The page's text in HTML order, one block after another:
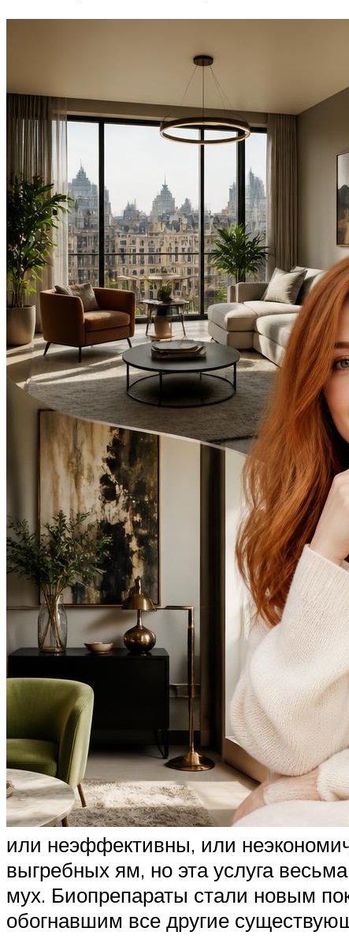
или неэффективны, или
выгребных ям, но эта услуга
мух. Биопрепараты стали новым
обогнавшим все другие